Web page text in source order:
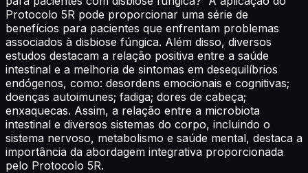
Protocolo 5R pode proporcionar uma série de
benefícios para pacientes que enfrentam problemas
associados à disbiose fúngica. Além disso, diversos
estudos destacam a relação positiva entre a saúde
intestinal e a melhoria de sintomas em desequilíbrios
endógenos, como: desordens emocionais e cognitivas;
doenças autoimunes; fadiga; dores de cabeça;
enxaquecas. Assim, a relação entre a microbiota
intestinal e diversos sistemas do corpo, incluindo o
sistema nervoso, metabolismo e saúde mental, destaca a
importância da abordagem integrativa proporcionada
pelo Protocolo 5R.